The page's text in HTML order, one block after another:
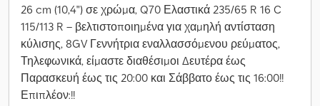
26 cm (10,4") σε χρώμα, Q70 Ελαστικά 235/65 R 16 C
115/113 R – βελτιστοποιημένα για χαμηλή αντίσταση
κύλισης, 8GV Γεννήτρια εναλλασσόμενου ρεύματος,
Τηλεφωνικά, είμαστε διαθέσιμοι Δευτέρα έως
Παρασκευή έως τις 20:00 και Σάββατο έως τις 16:00!!
Επιπλέον:!!